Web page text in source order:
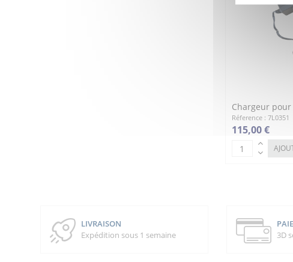
Chargeur
Réference : 7L0351
115,00 €
LIVRAISON
Expédition sous 1 semaine
3D